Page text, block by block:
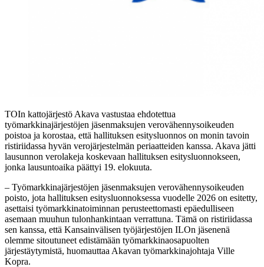
TOIn kattojärjestö Akava vastustaa ehdotettua
työmarkkinajärjestöjen jäsenmaksujen verovähennysoikeuden
poistoa ja korostaa, että hallituksen esitysluonnos on monin tavoin
ristiriidassa hyvän verojärjestelmän periaatteiden kanssa. Akava jätti
lausunnon verolakeja koskevaan hallituksen esitysluonnokseen,
jonka lausuntoaika päättyi 19. elokuuta.
– Työmarkkinajärjestöjen jäsenmaksujen verovähennysoikeuden
poisto, jota hallituksen esitysluonnoksessa vuodelle 2026 on esitetty,
asettaisi työmarkkinatoiminnan perusteettomasti epäedulliseen
asemaan muuhun tulonhankintaan verrattuna. Tämä on ristiriidassa
sen kanssa, että Kansainvälisen työjärjestöjen ILOn jäsenenä
olemme sitoutuneet edistämään työmarkkinaosapuolten
järjestäytymistä, huomauttaa Akavan työmarkkinajohtaja Ville
Kopra.